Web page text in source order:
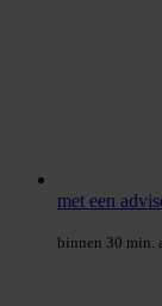
met een
binnen 30 min.